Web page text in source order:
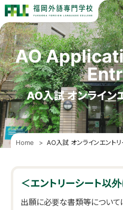
C
［
福
岡
外
語
専
門
学
校
］
AO
AO入試 オンライン
Home AO入試 オンラインエントリ
＜エントリーシート以
出願に必要な書類等について